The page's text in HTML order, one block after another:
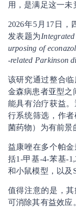
用，是满足这一未
2026年5月17日，
发表题为
urposing of
-related Parkinson
该研究通过整合
金森病患者亚型
能具有治疗获益
行系统筛选，作
菌药物）为有前景
益康唑在多个帕
括1-甲基-4-苯基-
和小鼠模型，以及
值得注意的是，
可消除其有益效应